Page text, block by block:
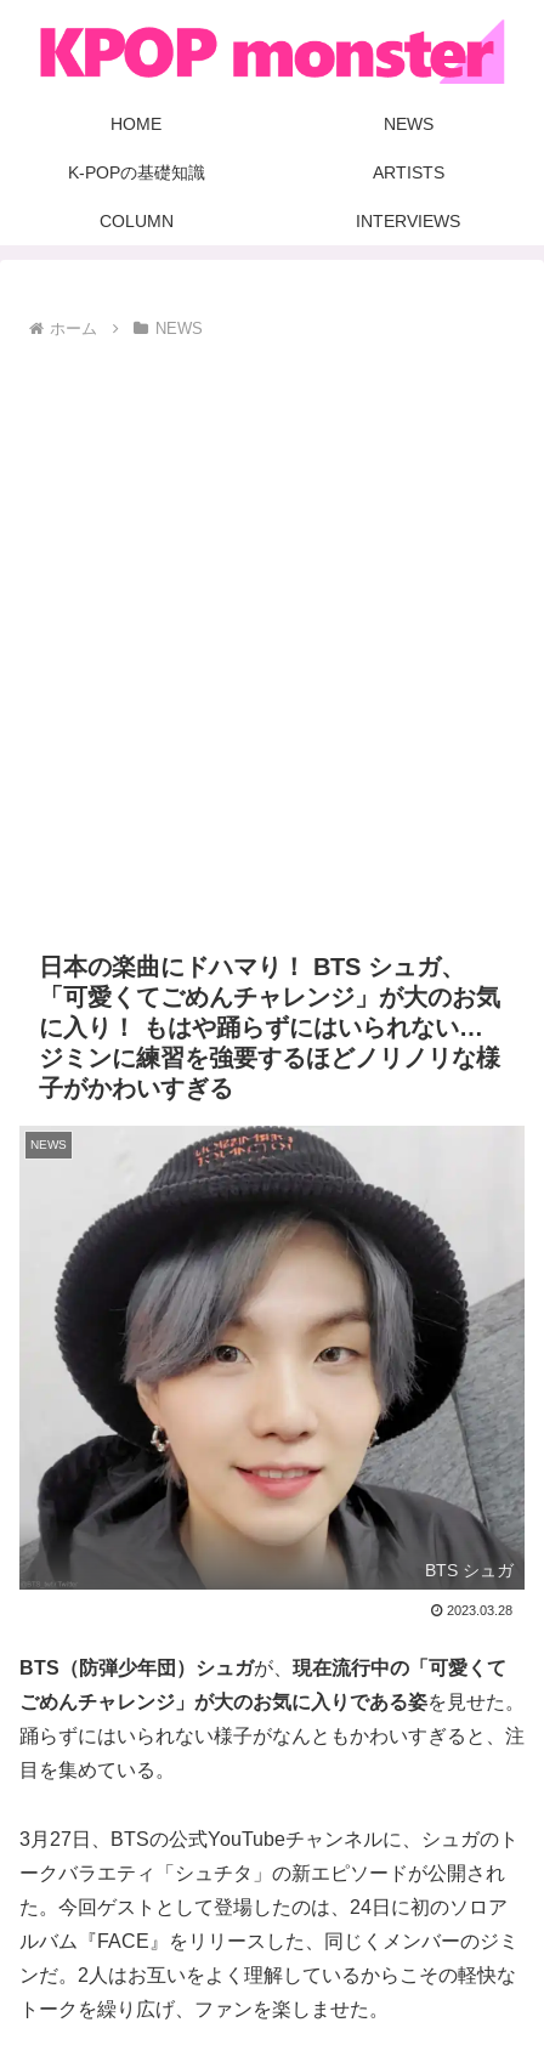
HOME NEWS
K-POPの基礎知識 ARTISTS
COLUMN INTERVIEWS
ホーム NEWS
日本の楽曲にドハマり！ BTS シュガ、
「可愛くてごめんチャレンジ」が大のお気
に入り！ もはや踊らずにはいられない…
ジミンに練習を強要するほどノリノリな様
子がかわいすぎる
NEWS
BTS シュガ
2023.03.28
BTS（防弾少年団）シュガが、 現在流行中の「可愛くて
ごめんチャレンジ」が大のお気に入りである姿を見せた。
踊らずにはいられない様子がなんともかわいすぎると、注
目を集めている。
3月27日、BTSの公式YouTubeチャンネルに、シュガのト
ークバラエティ「シュチタ」の新エピソードが公開され
た。今回ゲストとして登場したのは、24日に初のソロア
ルバム『FACE』をリリースした、同じくメンバーのジミ
ンだ。2人はお互いをよく理解しているからこその軽快な
トークを繰り広げ、ファンを楽しませた。